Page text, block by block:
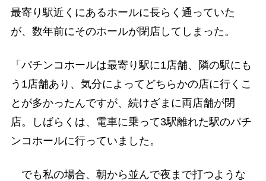
最寄り駅近くにあるホールに長らく通っていた
が、数年前にそのホールが閉店してしまった。
「パチンコホールは最寄り駅に1店舗、隣の駅にも
う1店舗あり、気分によってどちらかの店に行くこ
とが多かったんですが、続けざまに両店舗が閉
店。しばらくは、電車に乗って3駅離れた駅のパチ
ンコホールに行っていました。
でも私の場合、朝から並んで夜まで打つような